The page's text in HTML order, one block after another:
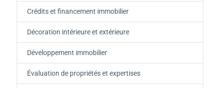
Crédits et financement immobilier
Décoration intérieure et extérieure
Développement immobilier
Évaluation de propriétés et expertises